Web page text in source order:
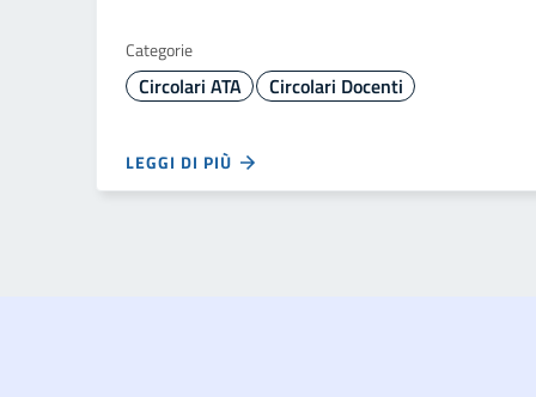
Categorie
Circolari ATA Circolari Docenti
LEGGI DI PIÙ